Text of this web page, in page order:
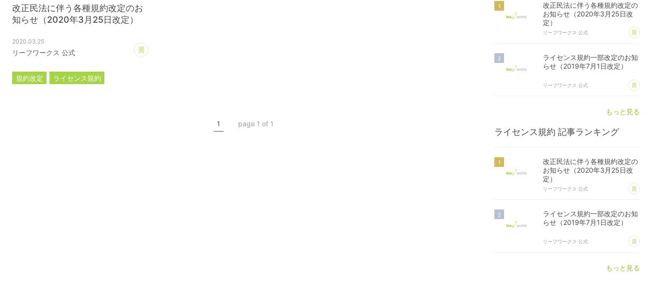
改正民法に伴う各種規約改定のお
知らせ（2020年3月25日改定）
2020.03.25
リーフワークス 公式
規約改定
ライセンス規約
1 page 1 of 1
改正民法に伴う各種規約改定の
お知らせ（2020年3月25日改
定）
リーフワークス 公式 あ
ライセンス規約一部改定のお知
らせ（2019年7月1日改定）
リーフワークス 公式 あ
もっと見る
ライセンス規約 記事ランキング
改正民法に伴う各種規約改定の
お知らせ（2020年3月25日改
定）
リーフワークス 公式 あ
ライセンス規約一部改定のお知
らせ（2019年7月1日改定）
リーフワークス 公式 あ
もっと見る